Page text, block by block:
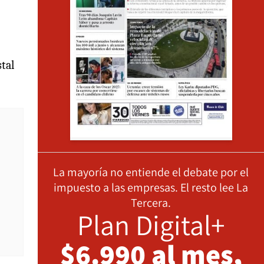
La mayoría no entiende el debate por el
impuesto a las empresas. El resto lee La
Tercera.
Plan Digital+
$6.990 al mes,